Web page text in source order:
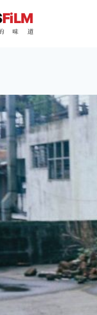
FiLM
味 道